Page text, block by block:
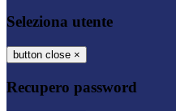
Seleziona utente
button close ×
Recupero password